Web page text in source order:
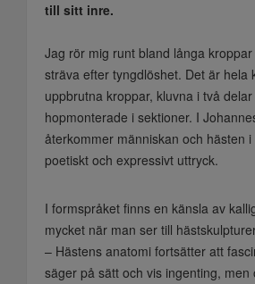
till sitt inre.
Jag rör mig runt bland långa
sträva efter tyngdlöshet. Det är hela
uppbrutna kroppar, kluvna i två
hopmonterade i sektioner. I
återkommer människan och hästen
poetiskt och expressivt uttryck.
I formspråket finns en känsla av
mycket när man ser till
– Hästens anatomi fortsätter att
säger på sätt och vis ingenting, men